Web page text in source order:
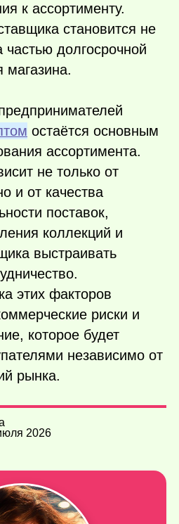
к ассортименту.
становится не
частью долгосрочной
магазина.
остаётся основным
ассортимента.
не только от
и от качества
поставок,
коллекций и
выстраивать
этих факторов
риски и
которое будет
независимо от
рынка.
2026